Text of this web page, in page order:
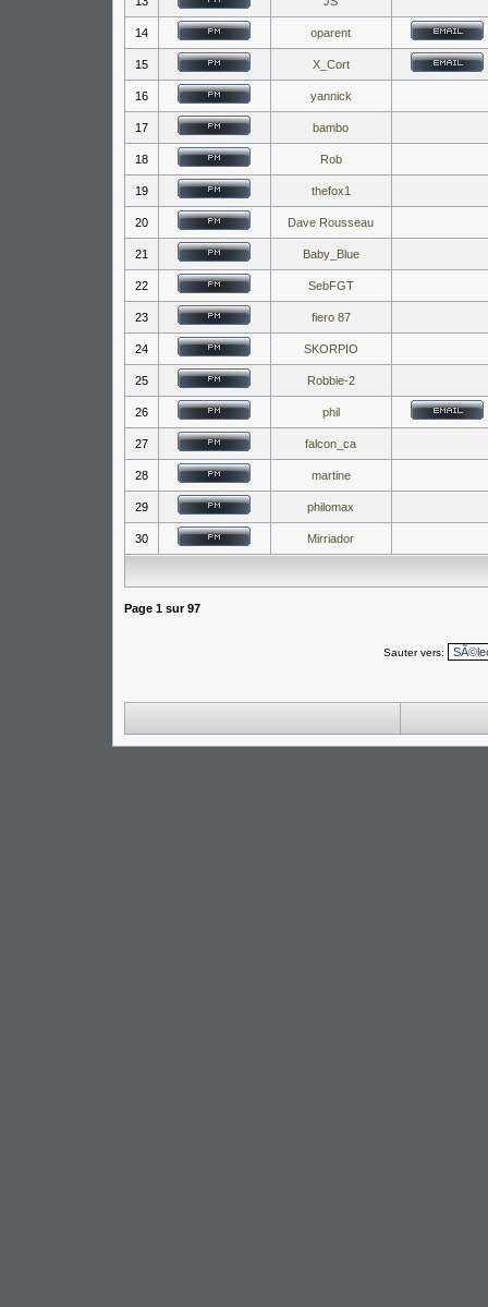
14 oparent
15 X_Cort
16 yannick
17 bambo
18 Rob
19 thefox1
20 Dave Rousseau
21 Baby_Blue
22 SebFGT
23 fiero 87
24 SKORPIO
25 Robbie-2
26 phil
27 falcon_ca
28 martine
29 philomax
30 Mirriador
Page 1sur97
Sauter vers: